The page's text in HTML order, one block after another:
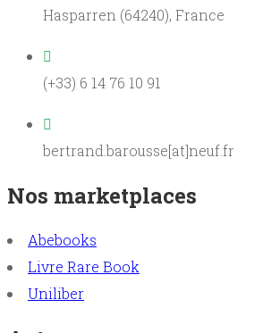
Hasparren (64240), France
(+33) 6 14 76 10 91
bertrand.barousse[at]neuf.fr
Nos marketplaces
Abebooks
Livre Rare Book
Uniliber